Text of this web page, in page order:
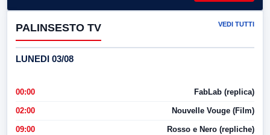
PALINSESTO TV VEDI TUTTI
LUNEDI 03/08
00:00 FabLab (replica)
02:00 Nouvelle Vouge (Film)
09:00 Rosso e Nero (repliche)